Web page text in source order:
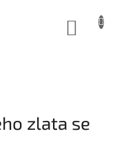
zlata se